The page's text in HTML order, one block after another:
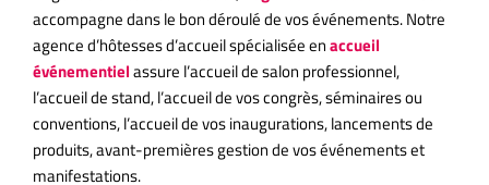
accompagne dans le bon déroulé de vos événements. Notre
agence d’hôtesses d’accueil spécialisée enaccueil
événementielassure l’accueil de salon professionnel,
l’accueil de stand, l’accueil de vos congrès, séminaires ou
conventions, l’accueil de vos inaugurations, lancements de
produits, avant-premières gestion de vos événements et
manifestations.